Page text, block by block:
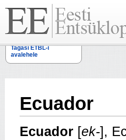
Tagasi ETBL-i
avalehele
Ecuador
Ecuador [ek-],